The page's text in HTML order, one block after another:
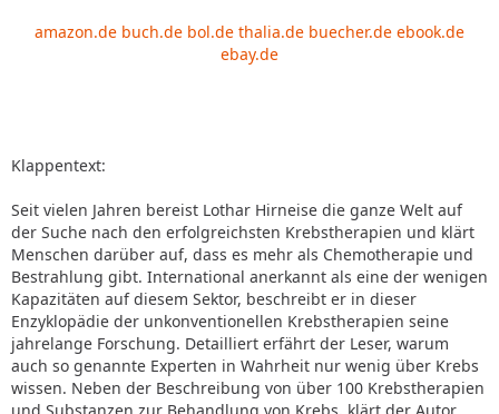
amazon.de buch.de bol.de thalia.de buecher.de ebook.de
ebay.de
Klappentext:
Seit vielen Jahren bereist Lothar Hirneise die ganze Welt auf
der Suche nach den erfolgreichsten Krebstherapien und klärt
Menschen darüber auf, dass es mehr als Chemotherapie und
Bestrahlung gibt. International anerkannt als eine der wenigen
Kapazitäten auf diesem Sektor, beschreibt er in dieser
Enzyklopädie der unkonventionellen Krebstherapien seine
jahrelange Forschung. Detailliert erfährt der Leser, warum
auch so genannte Experten in Wahrheit nur wenig über Krebs
wissen. Neben der Beschreibung von über 100 Krebstherapien